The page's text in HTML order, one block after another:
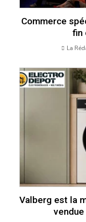
Commerce
fin
La
Valberg est la